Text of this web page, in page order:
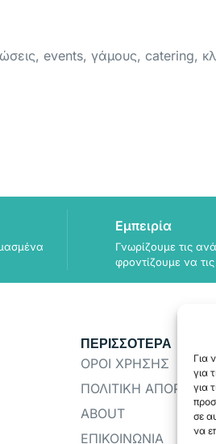
Για
για
για
σε
να
events, γάμους, catering,
Εμπειρία
Γνωρίζουμε τις
φροντίζουμε να
ΠΕΡΙΣΣΟΤΕΡΑ
ΟΡΟΙ ΧΡΗΣΗΣ
ΠΟΛΙΤΙΚΗ
ABOUT
ΕΠΙΚΟΙΝΩΝΙΑ